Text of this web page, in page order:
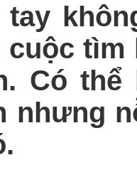
tìm
Có
nhưng